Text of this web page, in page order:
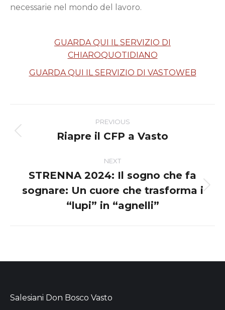
necessarie nel mondo del lavoro.
GUARDA QUI IL SERVIZIO DI
CHIAROQUOTIDIANO
GUARDA QUI IL SERVIZIO DI VASTOWEB
navigation
PREVIOUS
Previous
Riapre il CFP a Vasto
NEXT
Next
post:
STRENNA 2024: Il sogno che fa
sognare: Un cuore che trasforma i
“lupi” in “agnelli”
Salesiani Don Bosco Vasto